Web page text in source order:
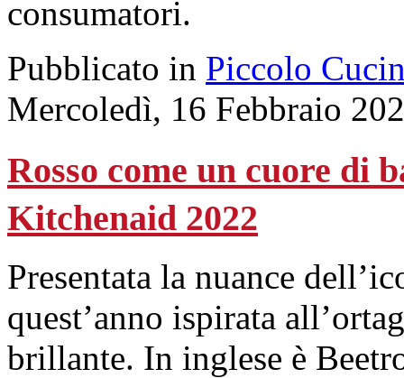
consumatori.
Pubblicato in Piccolo
Mercoledì, 16 Febbraio
Rosso come un cuore di
Kitchenaid 2022
Presentata la nuance
quest’anno ispirata
brillante. In inglese è